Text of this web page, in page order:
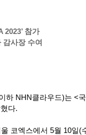
2023’ 참가
사장 수여
하 NHN클라우드)는 <
다.
코엑스에서 5월 10일(